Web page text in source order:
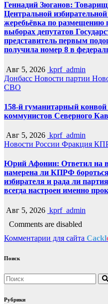
Геннадий Зюганов:
Центральной
жеребьёвка по размещению
выборах депутатов
представитель первым
получила номер 8 в
Авг 5, 2026 kprf_admin
Донбасс Новости партии
СВО
158-й гуманитарный
коммунистов Северного
Авг 5, 2026 kprf_admin
Новости России Фракция
Юрий Афонин: Ответил на
намерена ли КПРФ
избирателя и рада ли
всегда настроен именно
Авг 5, 2026 kprf_admin
Comments are disabled
Комментарии для сайта Cackl
Поиск
Рубрики